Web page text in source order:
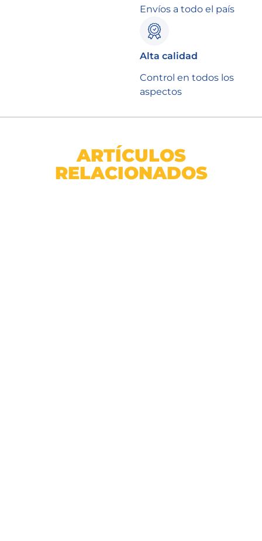
Envíos a todo el país
Alta calidad
Control en todos los
aspectos
ARTÍCULOS
RELACIONADOS